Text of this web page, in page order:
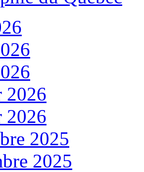
2026
2026
2025
2025